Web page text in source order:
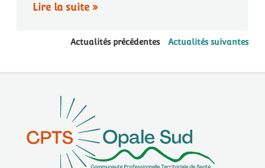
Lire la suite »
Actualités précédentes Actualités suivantes